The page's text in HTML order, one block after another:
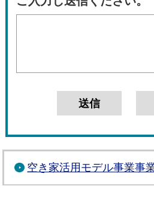
空き家活用モデル事業事